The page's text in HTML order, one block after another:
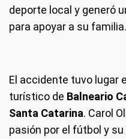
deporte local y generó
para apoyar a su familia.
El accidente tuvo lugar
turístico de Balneario
Santa Catarina. Carol
pasión por el fútbol y